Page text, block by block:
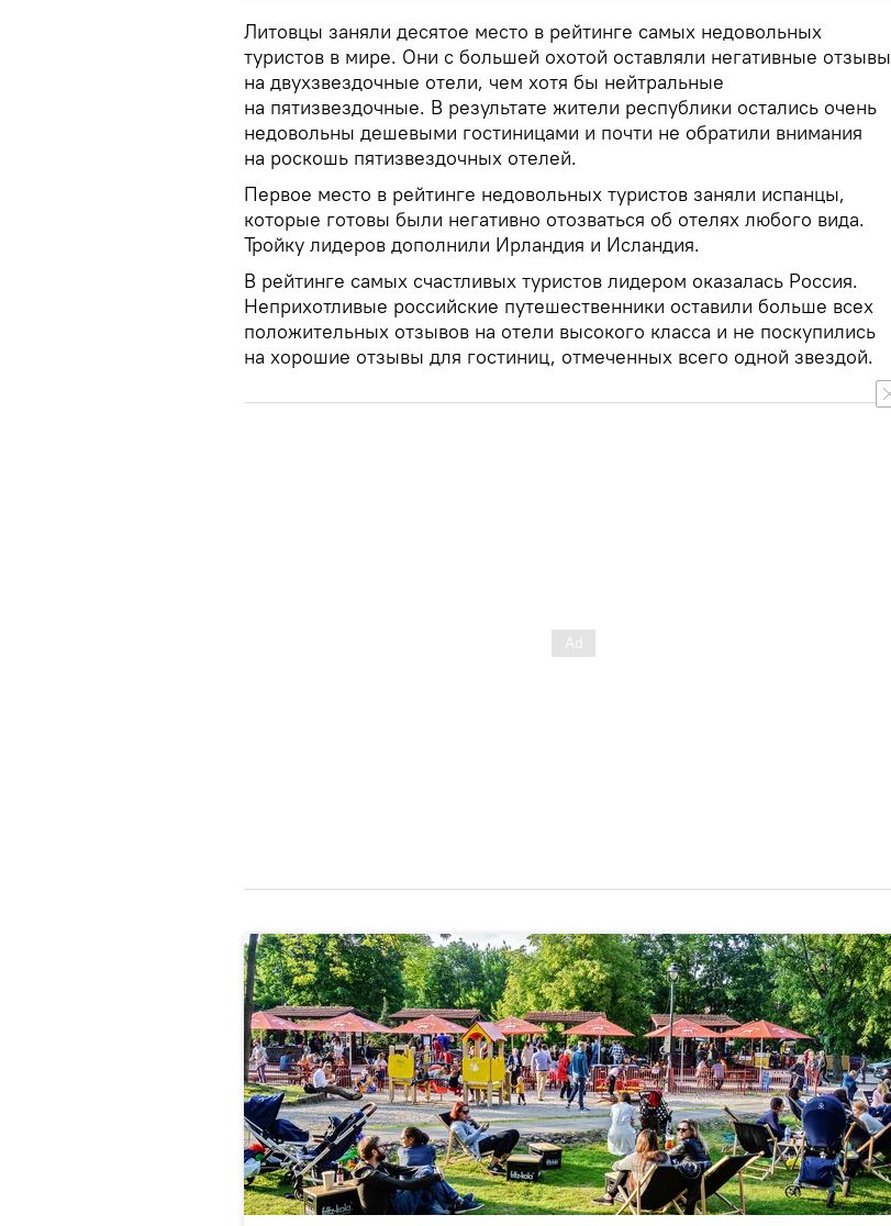
Литовцы заняли десятое место в рейтинге самых недовольных
туристов в мире. Они с большей охотой оставляли негативные отзывы
на двухзвездочные отели, чем хотя бы нейтральные
на пятизвездочные. В результате жители республики остались очень
недовольны дешевыми гостиницами и почти не обратили внимания
на роскошь пятизвездочных отелей.
Первое место в рейтинге недовольных туристов заняли испанцы,
которые готовы были негативно отозваться об отелях любого вида.
Тройку лидеров дополнили Ирландия и Исландия.
В рейтинге самых счастливых туристов лидером оказалась Россия.
Неприхотливые российские путешественники оставили больше всех
положительных отзывов на отели высокого класса и не поскупились
на хорошие отзывы для гостиниц, отмеченных всего одной звездой.